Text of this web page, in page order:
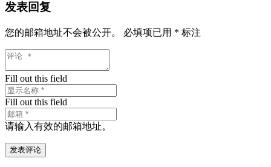
发表回复
您的邮箱地址不会被公开。 必填项已用 * 标注
Fill out this field
Fill out this field
请输入有效的邮箱地址。
发表评论